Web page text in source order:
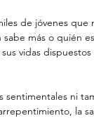
más o quién
vidas
la